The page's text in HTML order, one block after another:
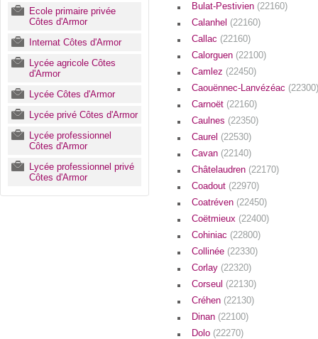
Ecole primaire privée
Côtes d'Armor
Internat Côtes d'Armor
Lycée agricole Côtes
d'Armor
Lycée Côtes d'Armor
Lycée privé Côtes d'Armor
Lycée professionnel
Côtes d'Armor
Lycée professionnel privé
Côtes d'Armor
Bulat-Pestivien (22160)
Calanhel (22160)
Callac (22160)
Calorguen (22100)
Camlez (22450)
Caouënnec-Lanvézéac (22300)
Carnoët (22160)
Caulnes (22350)
Caurel (22530)
Cavan (22140)
Châtelaudren (22170)
Coadout (22970)
Coatréven (22450)
Coëtmieux (22400)
Cohiniac (22800)
Collinée (22330)
Corlay (22320)
Corseul (22130)
Créhen (22130)
Dinan (22100)
Dolo (22270)